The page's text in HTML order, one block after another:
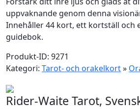
uppvaknande genom denna
Innehåller 44 kort, ett kortställ och
guidebok.
Produkt-ID: 9271
Kategori: Tarot- och orakelkort»
Rider-Waite Tarot,